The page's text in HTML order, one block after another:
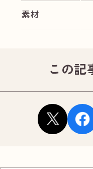
素材
この記